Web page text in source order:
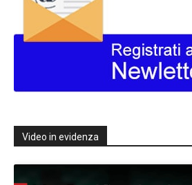
Video in evidenza